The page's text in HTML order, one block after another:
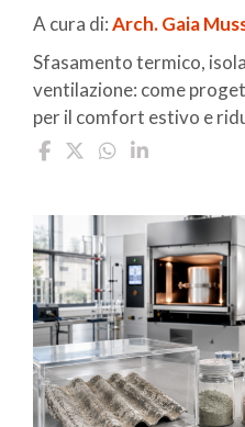
A cura di:Arch. Gaia
Sfasamento termico,
ventilazione: come
per il comfort estivo e